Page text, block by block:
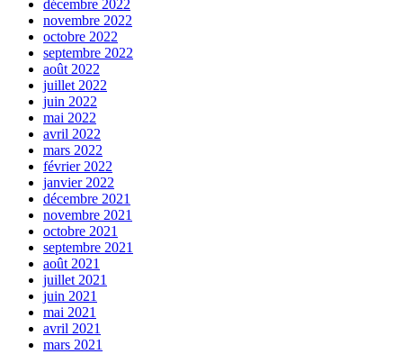
décembre 2022
novembre 2022
octobre 2022
septembre 2022
août 2022
juillet 2022
juin 2022
mai 2022
avril 2022
mars 2022
février 2022
janvier 2022
décembre 2021
novembre 2021
octobre 2021
septembre 2021
août 2021
juillet 2021
juin 2021
mai 2021
avril 2021
mars 2021